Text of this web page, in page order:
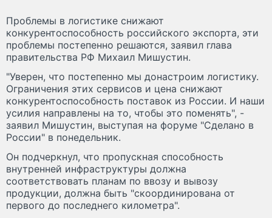
Проблемы в логистике снижают
конкурентоспособность российского экспорта, эти
проблемы постепенно решаются, заявил глава
правительства РФ Михаил Мишустин.
"Уверен, что постепенно мы донастроим логистику.
Ограничения этих сервисов и цена снижают
конкурентоспособность поставок из России. И наши
усилия направлены на то, чтобы это поменять", -
заявил Мишустин, выступая на форуме "Сделано в
России" в понедельник.
Он подчеркнул, что пропускная способность
внутренней инфраструктуры должна
соответствовать планам по ввозу и вывозу
продукции, должна быть "скоординирована от
первого до последнего километра".